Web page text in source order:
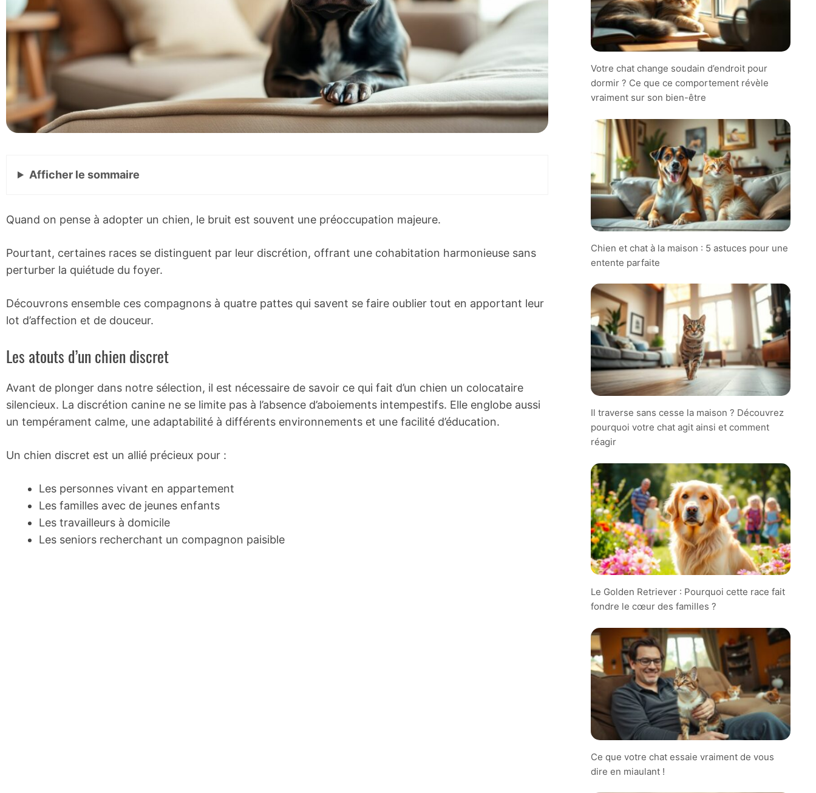
Afficher le sommaire
Quand on pense à adopter un chien, le bruit est souvent une préoccupation majeure.
Pourtant, certaines races se distinguent par leur discrétion, offrant une cohabitation harmonieuse sans
perturber la quiétude du foyer.
Découvrons ensemble ces compagnons à quatre pattes qui savent se faire oublier tout en apportant leur
lot d’affection et de douceur.
Les atouts d’un chien discret
Avant de plonger dans notre sélection, il est nécessaire de savoir ce qui fait d’un chien un colocataire
silencieux. La discrétion canine ne se limite pas à l’absence d’aboiements intempestifs. Elle englobe aussi
un tempérament calme, une adaptabilité à différents environnements et une facilité d’éducation.
Un chien discret est un allié précieux pour :
Les personnes vivant en appartement
Les familles avec de jeunes enfants
Les travailleurs à domicile
Les seniors recherchant un compagnon paisible
Votre chat change soudain d’endroit pour
dormir ? Ce que ce comportement révèle
vraiment sur son bien-être
Chien et chat à la maison : 5 astuces pour une
entente parfaite
Il traverse sans cesse la maison ? Découvrez
pourquoi votre chat agit ainsi et comment
réagir
Le Golden Retriever : Pourquoi cette race fait
fondre le cœur des familles ?
Ce que votre chat essaie vraiment de vous
dire en miaulant !